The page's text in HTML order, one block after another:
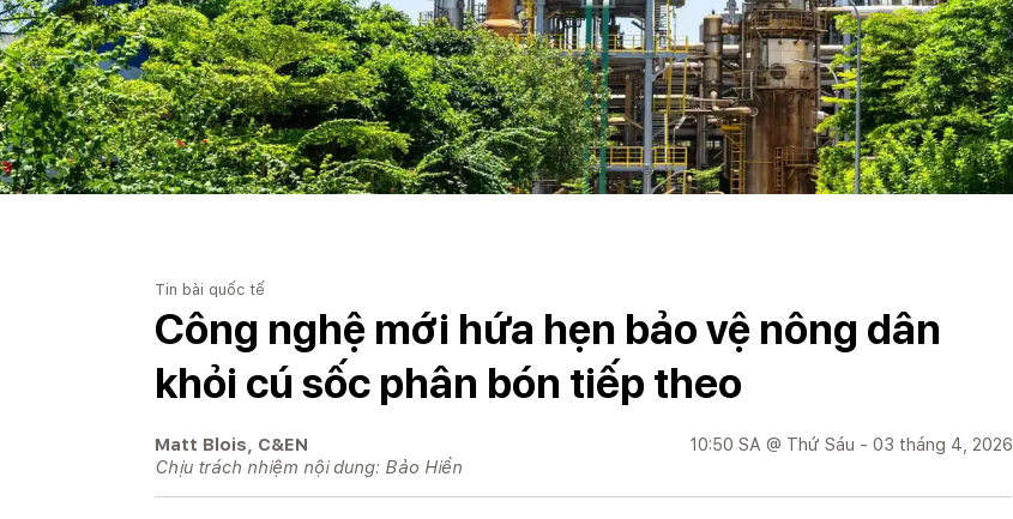
Tin bài quốc tế
Công nghệ mới hứa hẹn bảo vệ nông dân
khỏi cú sốc phân bón tiếp theo
Matt Blois, C&EN
Chịu trách nhiệm nội dung: Bảo Hiền
10:50 SA @ Thứ Sáu - 03 tháng 4, 2026